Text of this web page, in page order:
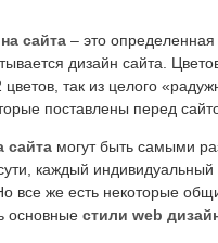
сайта – это
дизайн сайта.
цветов, так из целого
поставлены перед
сайта могут быть самыми
каждый индивидуальный
все же есть некоторые
основные стили web